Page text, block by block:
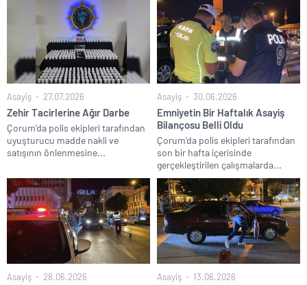
Asayiş 27.07.2026
Zehir Tacirlerine Ağır Darbe
Çorum’da polis ekipleri tarafından
uyuşturucu madde nakli ve
satışının önlenmesine...
Asayiş 30.06.2026
Emniyetin Bir Haftalık Asayiş
Bilançosu Belli Oldu
Çorum’da polis ekipleri tarafından
son bir hafta içerisinde
gerçekleştirilen çalışmalarda...
Asayiş 28.06.2026 Asayiş 13.06.2026